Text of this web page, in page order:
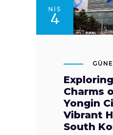
NIS
4
Charms
Yongin
Vibrant
South